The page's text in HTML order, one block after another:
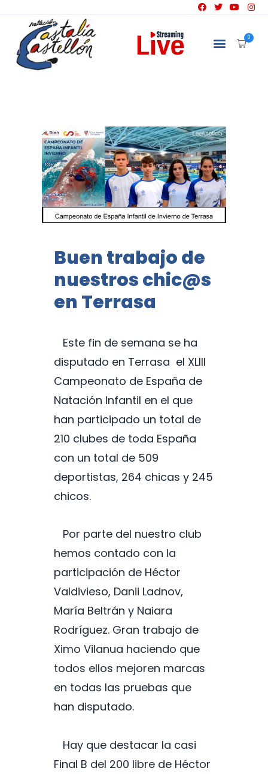
0
NATACIÓN
Buen trabajo de
nuestros chic@s
en Terrasa
Este fin de semana se ha
disputado en Terrasa el XLIII
Campeonato de España de
Natación Infantil en el que
han participado un total de
210 clubes de toda España
con un total de 509
deportistas, 264 chicas y 245
chicos.
Por parte del nuestro club
hemos contado con la
participación de Héctor
Valdivieso, Danii Ladnov,
María Beltrán y Naiara
Rodríguez. Gran trabajo de
Ximo Vilanua haciendo que
todos ellos mejoren marcas
en todas las pruebas que
han disputado.
Hay que destacar la casi
Final B del 200 libre de Héctor